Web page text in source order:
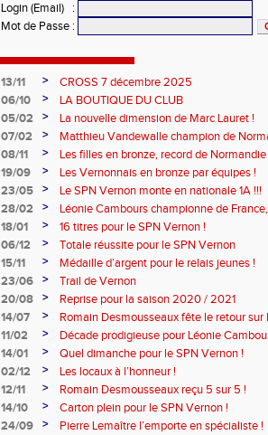
Login (Email)
:
Mot de Passe :
13/11 >
CROSS 7 décembre 2025
06/10
>
LA BOUTIQUE DU CLUB
05/02
>
La nouvelle dimension de Marc Lauret !
07/02
>
Matthieu Vandewalle champion de
08/11
>
Les filles en bronze, record de
19/09
>
Les Vernonnais en bronze par équipes !
23/05
>
Le SPN Vernon monte en nationale 1A !!!
28/02
>
Léonie Cambours championne de
!
18/01 >
16 titres pour le SPN Vernon !
06/12
>
Totale réussite pour le SPN Vernon
15/11
>
Médaille d’argent pour le relais jeunes !
23/06
>
Trail de Vernon
20/08
>
Reprise pour la saison 2020 / 2021
14/07
>
Romain Desmousseaux fête le retour sur
11/02
>
Décade prodigieuse pour Léonie
14/01
>
Quel dimanche pour le SPN Vernon !
02/12
>
Les locaux à l’honneur !
12/11
>
Romain Desmousseaux reçu 5 sur 5 !
14/10
>
Carton plein pour le SPN Vernon !
24/09
> Pierre Lemaître l’emporte en spécialiste !